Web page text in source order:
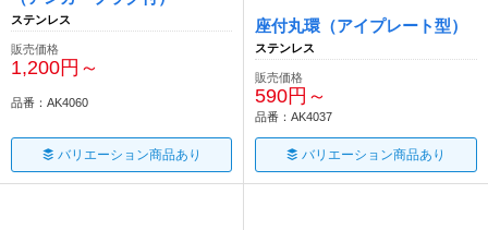
ステンレス
販売価格
1,200円～
品番：AK4060
バリエーション商品あり
座付丸環（アイプレート型）
ステンレス
販売価格
590円～
品番：AK4037
バリエーション商品あり